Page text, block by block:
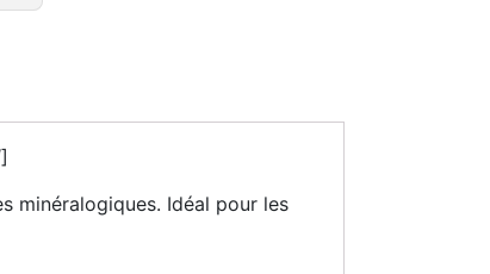
minéralogiques. Idéal pour les